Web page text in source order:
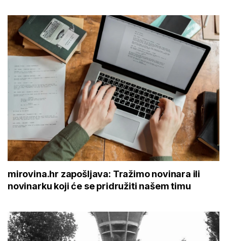
mirovina.hr zapošljava: Tražimo novinara ili
novinarku koji će se pridružiti našem timu